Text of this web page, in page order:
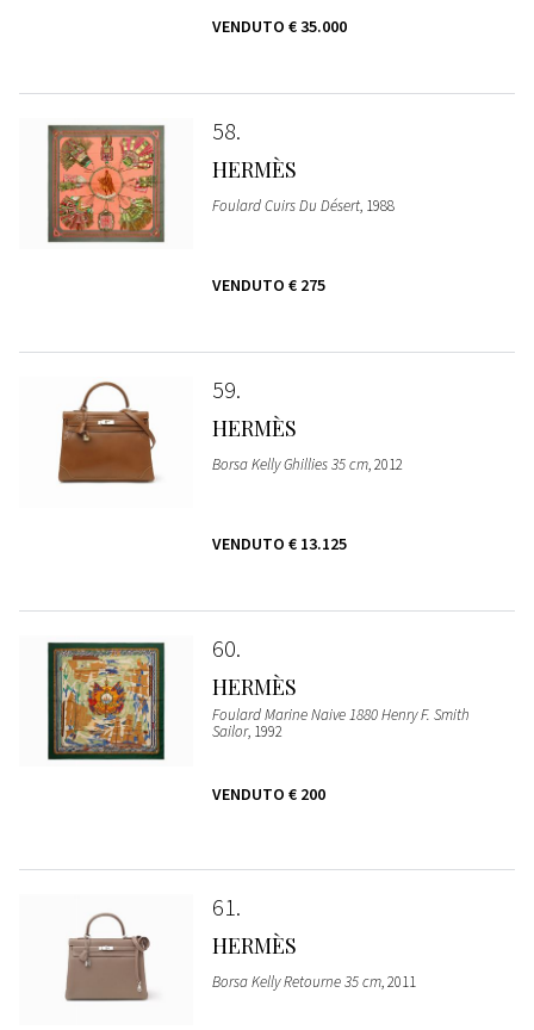
VENDUTO € 35.000
58
HERMÈS
Foulard Cuirs Du Désert, 1988
VENDUTO € 275
59
HERMÈS
Borsa Kelly Ghillies 35 cm, 2012
VENDUTO € 13.125
60
HERMÈS
Foulard Marine Naive 1880 Henry F. Smith
Sailor, 1992
VENDUTO € 200
61
HERMÈS
Borsa Kelly Retourne 35 cm, 2011